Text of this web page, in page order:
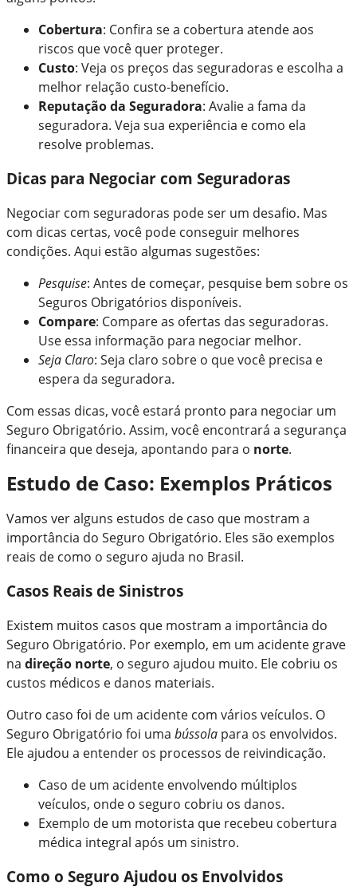
Cobertura: Confira se a cobertura atende aos
riscos que você quer proteger.
Custo: Veja os preços das seguradoras e escolha a
melhor relação custo-benefício.
Reputação da Seguradora: Avalie a fama da
seguradora. Veja sua experiência e como ela
resolve problemas.
Dicas para Negociar com Seguradoras
Negociar com seguradoras pode ser um desafio. Mas
com dicas certas, você pode conseguir melhores
condições. Aqui estão algumas sugestões:
Pesquise: Antes de começar, pesquise bem sobre os
Seguros Obrigatórios disponíveis.
Compare: Compare as ofertas das seguradoras.
Use essa informação para negociar melhor.
Seja Claro: Seja claro sobre o que você precisa e
espera da seguradora.
Com essas dicas, você estará pronto para negociar um
Seguro Obrigatório. Assim, você encontrará a segurança
financeira que deseja, apontando para o norte.
Estudo de Caso: Exemplos Práticos
Vamos ver alguns estudos de caso que mostram a
importância do Seguro Obrigatório. Eles são exemplos
reais de como o seguro ajuda no Brasil.
Casos Reais de Sinistros
Existem muitos casos que mostram a importância do
Seguro Obrigatório. Por exemplo, em um acidente grave
na direção norte, o seguro ajudou muito. Ele cobriu os
custos médicos e danos materiais.
Outro caso foi de um acidente com vários veículos. O
Seguro Obrigatório foi uma bússola para os envolvidos.
Ele ajudou a entender os processos de reivindicação.
Caso de um acidente envolvendo múltiplos
veículos, onde o seguro cobriu os danos.
Exemplo de um motorista que recebeu cobertura
médica integral após um sinistro.
Como o Seguro Ajudou os Envolvidos